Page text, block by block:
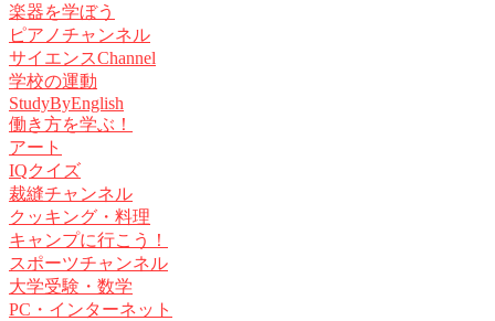
楽器を学ぼう
ピアノチャンネル
サイエンスChannel
学校の運動
StudyByEnglish
働き方を学ぶ！
アート
IQクイズ
裁縫チャンネル
クッキング・料理
キャンプに行こう！
スポーツチャンネル
大学受験・数学
PC・インターネット